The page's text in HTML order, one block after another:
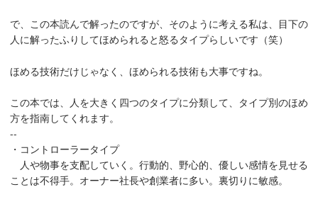
で、この本読んで解ったのですが、そのように考える私は、目下の
人に解ったふりしてほめられると怒るタイプらしいです（笑）
ほめる技術だけじゃなく、ほめられる技術も大事ですね。
この本では、人を大きく四つのタイプに分類して、タイプ別のほめ
方を指南してくれます。
--
・コントローラータイプ
人や物事を支配していく。行動的、野心的、優しい感情を見せる
ことは不得手。オーナー社長や創業者に多い。裏切りに敏感。